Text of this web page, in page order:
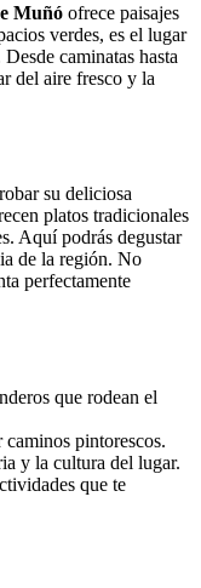
Muñó ofrece paisajes
verdes, es el lugar
Desde caminatas hasta
del aire fresco y la
su deliciosa
platos tradicionales
Aquí podrás degustar
de la región. No
perfectamente
que rodean el
pintorescos.
y la cultura del lugar.
que te